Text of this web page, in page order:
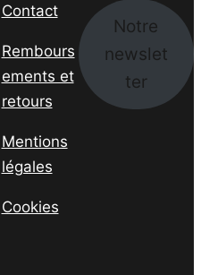
Contact
Rembours
ements et
retours
Mentions
légales
Cookies
Notre
newslet
ter